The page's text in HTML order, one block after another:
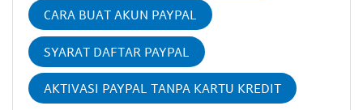
CARA BUAT AKUN PAYPAL
SYARAT DAFTAR PAYPAL
AKTIVASI PAYPAL TANPA KARTU KREDIT